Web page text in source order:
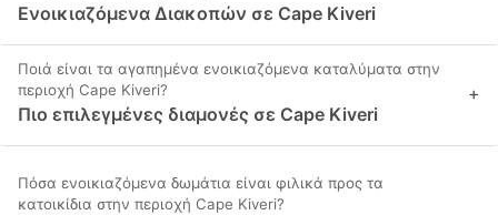
Ενοικιαζόμενα Διακοπών σε Cape Kiveri
Ποιά είναι τα αγαπημένα ενοικιαζόμενα καταλύματα στην
περιοχή Cape Kiveri?
Πιο επιλεγμένες διαμονές σε Cape Kiveri
+
Πόσα ενοικιαζόμενα δωμάτια είναι φιλικά προς τα
κατοικίδια στην περιοχή Cape Kiveri?